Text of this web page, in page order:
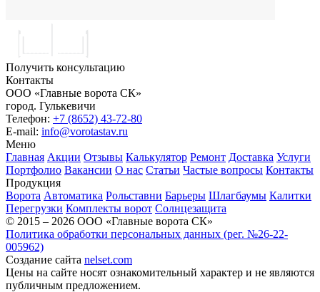
Получить консультацию
Контакты
ООО «Главные ворота СК»
город. Гулькевичи
Телефон: +7 (8652) 43-72-80
E-mail: info@vorotastav.ru
Меню
Главная Акции Отзывы Калькулятор Ремонт Доставка Услуги
Портфолио Вакансии О нас Статьи Частые вопросы Контакты
Продукция
Ворота Автоматика Рольставни Барьеры Шлагбаумы Калитки
Перегрузки Комплекты ворот Солнцезащита
© 2015 – 2026 ООО «Главные ворота СК»
Политика обработки персональных данных (рег. №26-22-
005962)
Создание сайта nelset.com
Цены на сайте носят ознакомительный характер и не являются
публичным предложением.